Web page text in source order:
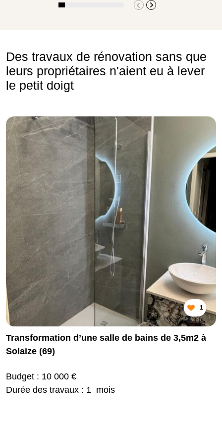
Des travaux de rénovation sans que
leurs propriétaires n'aient eu à lever
le petit doigt
1
Transformation d’une salle de bains de 3,5m2 à
Solaize (69)
Budget : 10 000 €
Durée des travaux : 1 mois